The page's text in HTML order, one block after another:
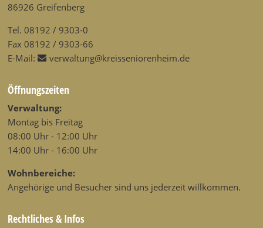
86926 Greifenberg
Tel. 08192 / 9303-0
Fax 08192 / 9303-66
E-Mail:
verwaltung@kreisseniorenheim.de
Öffnungszeiten
Verwaltung:
Montag bis Freitag
08:00 Uhr - 12:00 Uhr
14:00 Uhr - 16:00 Uhr
Wohnbereiche:
Angehörige und Besucher sind uns jederzeit willkommen.
Rechtliches & Infos